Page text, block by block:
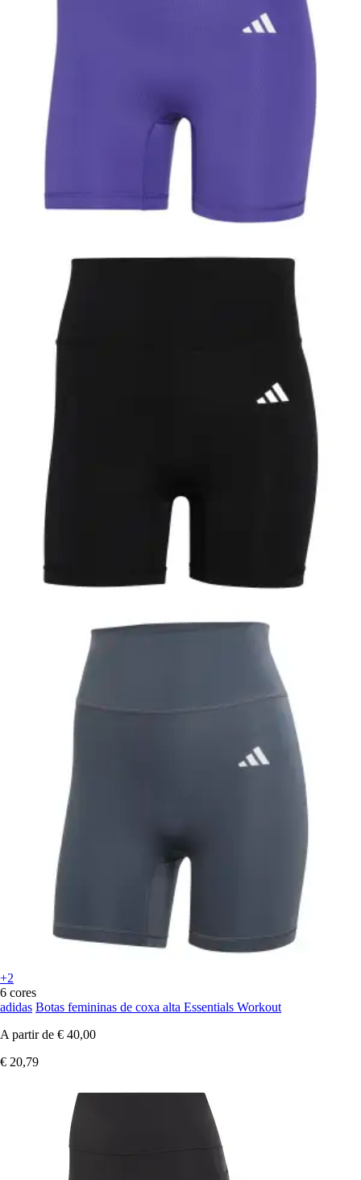
+2
6 cores
adidas Botas femininas de coxa alta Essentials Workout
A partir de € 40,00
€ 20,79